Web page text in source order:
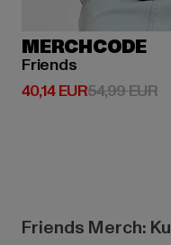
MERCHCODE
Friends
40,14 EUR
Derzeitiger Preis: 40,14
54,99 EUR
Friends Merch: